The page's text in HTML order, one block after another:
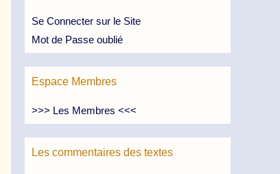
Se Connecter sur le Site
Mot de Passe oublié
Espace Membres
>>> Les Membres <<<
Les commentaires des textes